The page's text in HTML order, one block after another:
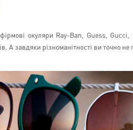
окуляри Ray-Ban, Guess,
А завдяки різноманітності ви точно не